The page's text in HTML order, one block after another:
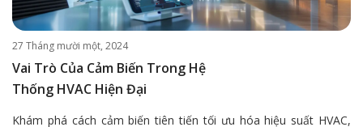
27 Tháng mười một, 2024
Vai Trò Của Cảm Biến Trong Hệ
Thống HVAC Hiện Đại
Khám phá cách cảm biến tiên tiến tối ưu hóa hiệu suất HVAC,